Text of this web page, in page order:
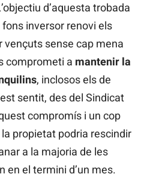
d’aquesta trobada
inversor renovi els
vençuts sense cap mena
comprometi a mantenir la
, inclosos els de
sentit, des del Sindicat
compromís i un cop
propietat podria rescindir
a la majoria de les
en el termini d’un mes.